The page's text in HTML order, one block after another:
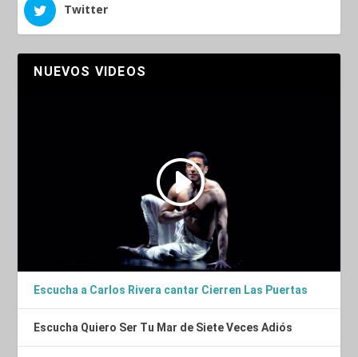
Twitter
NUEVOS VIDEOS
Escucha a Carlos Rivera cantar Cierren Las Puertas
Escucha Quiero Ser Tu Mar de Siete Veces Adiós